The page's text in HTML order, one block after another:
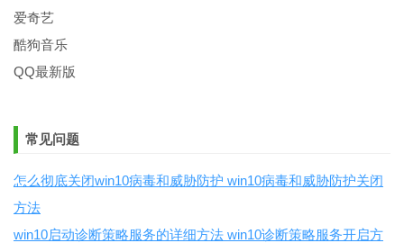
爱奇艺
酷狗音乐
QQ最新版
常见问题
怎么彻底关闭win10病毒和威胁防护 win10病毒和威胁防护关闭
方法
win10启动诊断策略服务的详细方法 win10诊断策略服务开启方